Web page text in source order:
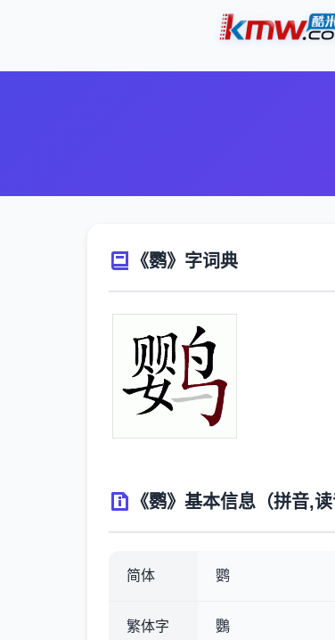
《鹦》字词典
《鹦》基本信息（拼音,读
简体 鹦
繁体字 鸚